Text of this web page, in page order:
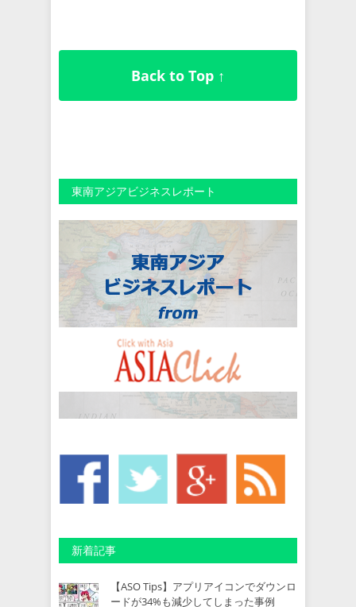
Back to Top ↑
東南アジアビジネスレポート
新着記事
【ASO Tips】アプリアイコンでダウンロ
ードが34%も減少してしまった事例